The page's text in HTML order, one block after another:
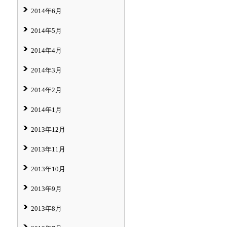
2014年6月
2014年5月
2014年4月
2014年3月
2014年2月
2014年1月
2013年12月
2013年11月
2013年10月
2013年9月
2013年8月